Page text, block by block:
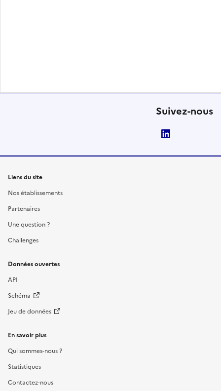
Suivez-nous
Liens du site
Nos établissements
Partenaires
Une question ?
Challenges
Données ouvertes
API
Schéma
Jeu de données
En savoir plus
Qui sommes-nous ?
Statistiques
Contactez-nous